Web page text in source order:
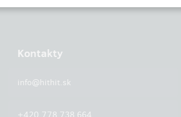
Kontakty
info@hithit.sk